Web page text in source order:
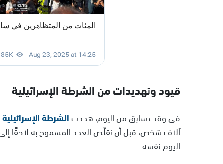
قيود وتهديدات من الشرطة الإسرائيلية
في وقت سابق من اليوم، هددتالشرطة الإسرائيلية
اليوم نفسه.